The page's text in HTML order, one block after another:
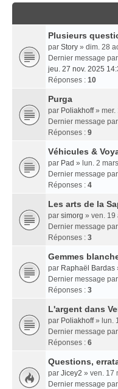
Plusieurs
par Story » dim. 28
Dernier message par
jeu. 27 nov. 2025
Réponses : 10
Purga
par Poliakhoff» mer.
Dernier message par
Réponses : 9
Véhicules &
par Pad » lun. 2
Dernier message par
Réponses : 4
Les arts de la
par simorg » ven. 19
Dernier message par
Réponses : 3
Gemmes
par Raphaël Bardas
Dernier message par
Réponses : 3
L'argent dans
par Poliakhoff» lun.
Dernier message par
Réponses : 6
Questions,
par Jicey2 » ven. 17
Dernier message par